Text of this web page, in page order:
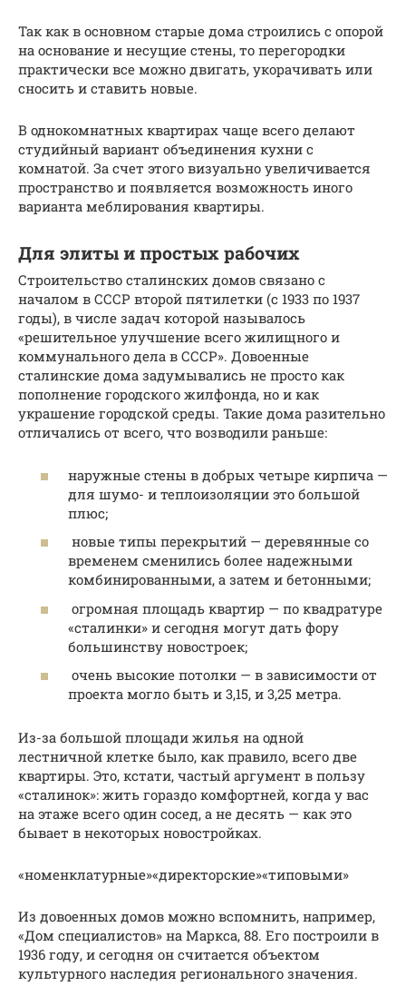
Так как в основном старые дома строились с опорой
на основание и несущие стены, то перегородки
практически все можно двигать, укорачивать или
сносить и ставить новые.
В однокомнатных квартирах чаще всего делают
студийный вариант объединения кухни с
комнатой. За счет этого визуально увеличивается
пространство и появляется возможность иного
варианта меблирования квартиры.
Для элиты и простых рабочих
Строительство сталинских домов связано с
началом в СССР второй пятилетки (с 1933 по 1937
годы), в числе задач которой называлось
«решительное улучшение всего жилищного и
коммунального дела в СССР». Довоенные
сталинские дома задумывались не просто как
пополнение городского жилфонда, но и как
украшение городской среды. Такие дома разительно
отличались от всего, что возводили раньше:
наружные стены в добрых четыре кирпича —
для шумо- и теплоизоляции это большой
плюс;
новые типы перекрытий — деревянные со
временем сменились более надежными
комбинированными, а затем и бетонными;
огромная площадь квартир — по квадратуре
«сталинки» и сегодня могут дать фору
большинству новостроек;
очень высокие потолки — в зависимости от
проекта могло быть и 3,15, и 3,25 метра.
Из-за большой площади жилья на одной
лестничной клетке было, как правило, всего две
квартиры. Это, кстати, частый аргумент в пользу
«сталинок»: жить гораздо комфортней, когда у вас
на этаже всего один сосед, а не десять — как это
бывает в некоторых новостройках.
«номенклатурные»«директорские»«типовыми»
Из довоенных домов можно вспомнить, например,
«Дом специалистов» на Маркса, 88. Его построили в
1936 году, и сегодня он считается объектом
культурного наследия регионального значения.